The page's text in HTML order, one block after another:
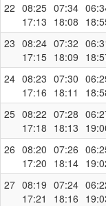
22 08:25
17:13
07:34
18:08
23 08:24
17:15
07:32
18:09
24 08:23
17:16
07:30
18:11
25 08:22
17:18
07:28
18:13
26 08:20
17:20
07:26
18:14
27 08:19
17:21
07:24
18:16